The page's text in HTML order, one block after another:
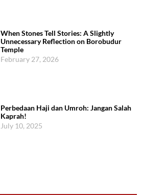
When Stones Tell Stories: A Slightly
Unnecessary Reflection on Borobudur
Temple
February 27, 2026
Perbedaan Haji dan Umroh: Jangan Salah
Kaprah!
July 10, 2025